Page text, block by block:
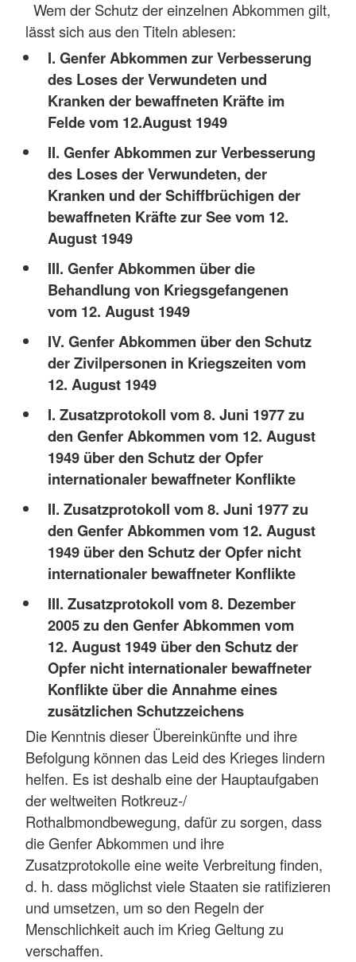
Wem der Schutz der einzelnen Abkommen gilt,
lässt sich aus den Titeln ablesen:
I. Genfer Abkommen zur Verbesserung
des Loses der Verwundeten und
Kranken der bewaffneten Kräfte im
Felde vom 12.August 1949
II. Genfer Abkommen zur Verbesserung
des Loses der Verwundeten, der
Kranken und der Schiffbrüchigen der
bewaffneten Kräfte zur See vom 12.
August 1949
III. Genfer Abkommen über die
Behandlung von Kriegsgefangenen
vom 12. August 1949
IV. Genfer Abkommen über den Schutz
der Zivilpersonen in Kriegszeiten vom
12. August 1949
I. Zusatzprotokoll vom 8. Juni 1977 zu
den Genfer Abkommen vom 12. August
1949 über den Schutz der Opfer
internationaler bewaffneter Konflikte
II. Zusatzprotokoll vom 8. Juni 1977 zu
den Genfer Abkommen vom 12. August
1949 über den Schutz der Opfer nicht
internationaler bewaffneter Konflikte
III. Zusatzprotokoll vom 8. Dezember
2005 zu den Genfer Abkommen vom
12. August 1949 über den Schutz der
Opfer nicht internationaler bewaffneter
Konflikte über die Annahme eines
zusätzlichen Schutzzeichens
Die Kenntnis dieser Übereinkünfte und ihre
Befolgung können das Leid des Krieges lindern
helfen. Es ist deshalb eine der Hauptaufgaben
der weltweiten Rotkreuz-/
Rothalbmondbewegung, dafür zu sorgen, dass
die Genfer Abkommen und ihre
Zusatzprotokolle eine weite Verbreitung finden,
d. h. dass möglichst viele Staaten sie ratifizieren
und umsetzen, um so den Regeln der
Menschlichkeit auch im Krieg Geltung zu
verschaffen.